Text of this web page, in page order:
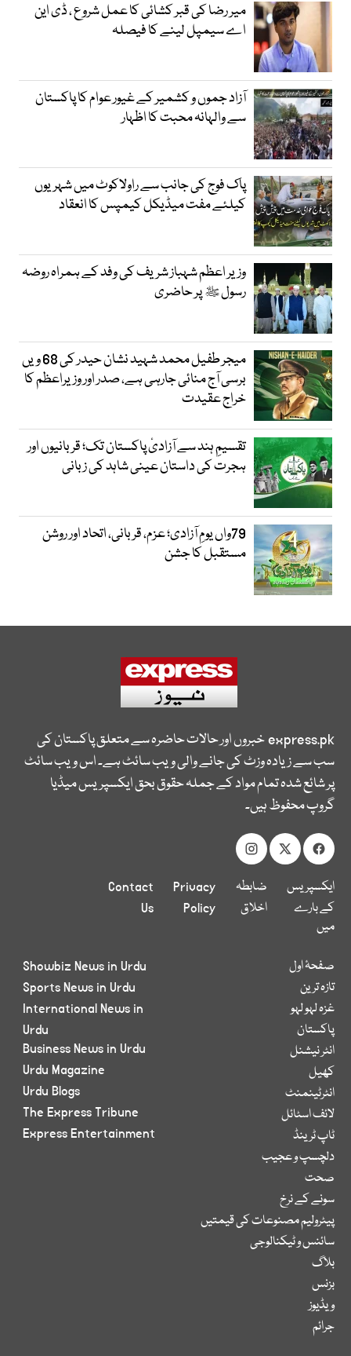
میر رضا کی قبر کشائی کا عمل شروع ، ڈی این
اے سیمپل لینے کا فیصلہ
آزاد جموں و کشمیر کے غیور عوام کا پاکستان
سے والہانہ محبت کا اظہار
پاک فوج کی جانب سے راولاکوٹ میں شہریوں
کیلئے مفت میڈیکل کیمپس کا انعقاد
وزیر اعظم شہباز شریف کی وفد کے ہمراہ روضہ
رسول ﷺ پر حاضری
میجر طفیل محمد شہید نشان حیدر کی 68 ویں
برسی آج منائی جارہی ہے، صدر اور وزیراعظم کا
خراج عقیدت
تقسیمِ ہند سے آزادیٔ پاکستان تک؛ قربانیوں اور
ہجرت کی داستان عینی شاہد کی زبانی
79واں یومِ آزادی؛ عزم، قربانی، اتحاد اور روشن
مستقبل کا جشن
express.pkخبروں اور حالات حاضرہ سے متعلق پاکستان کی
سب سے زیادہ وزٹ کی جانے والی ویب سائٹ ہے۔ اس ویب سائٹ
پر شائع شدہ تمام مواد کے جملہ حقوق بحق ایکسپریس میڈیا
گروپ محفوظ ہیں۔
ایکسپریس
کے بارے
میں
ضابطہ
اخلاق
Privacy
Policy
Contact
Us
صفحۂ اول
تازہ ترین
غزہ لہو لہو
پاکستان
انٹر نیشنل
کھیل
انٹرٹینمنٹ
لائف اسٹائل
ٹاپ ٹرینڈ
دلچسپ و عجیب
صحت
سونے کے نرخ
پیٹرولیم مصنوعات کی قیمتیں
سائنس و ٹیکنالوجی
بلاگ
بزنس
ویڈیوز
جرائم
Showbiz News in Urdu
Sports News in Urdu
International News in
Urdu
Business News in Urdu
Urdu Magazine
Urdu Blogs
The Express Tribune
Express Entertainment